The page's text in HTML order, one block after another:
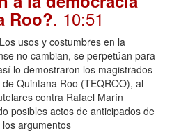
Roo?. 10:51
usos y costumbres en la
no cambian, se perpetúan para
lo demostraron los magistrados
Quintana Roo (TEQROO), al
contra Rafael Marín
posibles actos de anticipados de
argumentos